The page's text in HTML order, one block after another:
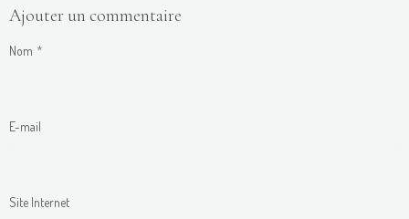
Ajouter un commentaire
Nom
E-mail
Site Internet